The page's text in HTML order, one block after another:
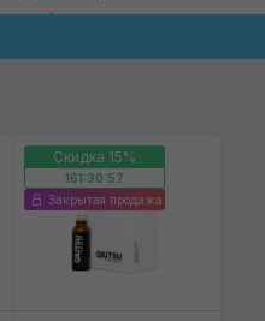
Скидка 15%
161:30:56
Закрытая продажа